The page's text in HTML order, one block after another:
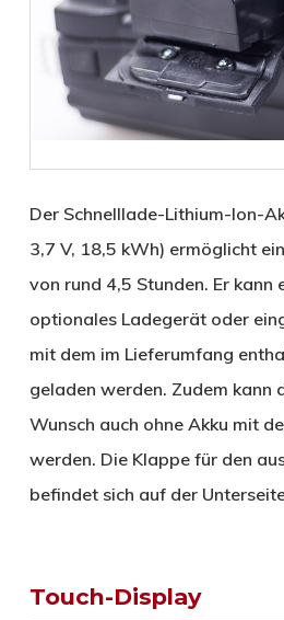
Der Schnelllade-Lithium-Ion-
3,7 V, 18,5 kWh) ermöglicht
von rund 4,5 Stunden. Er kann
optionales Ladegerät oder
mit dem im Lieferumfang
geladen werden. Zudem kann
Wunsch auch ohne Akku mit
werden. Die Klappe für den
befindet sich auf der
Touch-Display